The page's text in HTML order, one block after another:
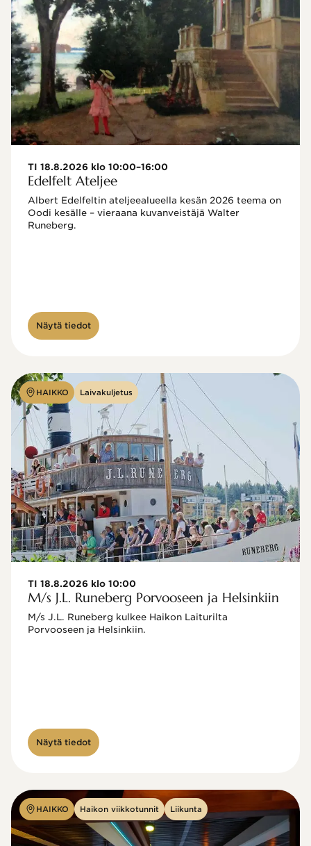
TI 18.8.2026 klo 10:00–16:00
Edelfelt Ateljee
Albert Edelfeltin ateljeealueella kesän 2026 teema on
Oodi kesälle – vieraana kuvanveistäjä Walter
Näytä tiedot
HAIKKO Laivakuljetus
TI 18.8.2026 klo 10:00
M/s J.L. Runeberg Porvooseen ja Helsinkiin
M/s J.L. Runeberg kulkee Haikon Laiturilta
Porvooseen ja Helsinkiin.
Näytä tiedot
HAIKKO Haikon viikkotunnit Liikunta